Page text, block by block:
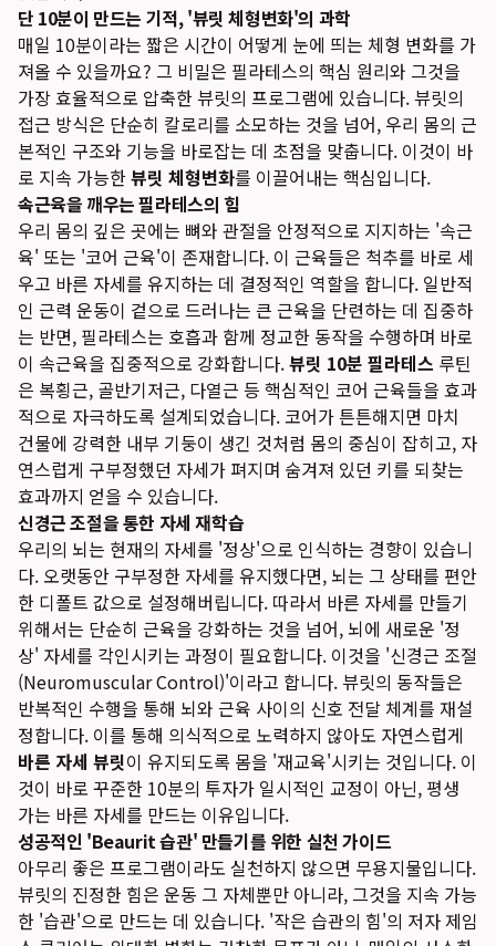
단 10분이 만드는 기적, '뷰릿 체형변화'의 과학
매일 10분이라는 짧은 시간이 어떻게 눈에 띄는 체형 변화를 가
져올 수 있을까요? 그 비밀은 필라테스의 핵심 원리와 그것을
가장 효율적으로 압축한 뷰릿의 프로그램에 있습니다. 뷰릿의
접근 방식은 단순히 칼로리를 소모하는 것을 넘어, 우리 몸의 근
본적인 구조와 기능을 바로잡는 데 초점을 맞춥니다. 이것이 바
로 지속 가능한뷰릿 체형변화를 이끌어내는 핵심입니다.
속근육을 깨우는 필라테스의 힘
우리 몸의 깊은 곳에는 뼈와 관절을 안정적으로 지지하는 '속근
육' 또는 '코어 근육'이 존재합니다. 이 근육들은 척추를 바로 세
우고 바른 자세를 유지하는 데 결정적인 역할을 합니다. 일반적
인 근력 운동이 겉으로 드러나는 큰 근육을 단련하는 데 집중하
는 반면, 필라테스는 호흡과 함께 정교한 동작을 수행하며 바로
이 속근육을 집중적으로 강화합니다.뷰릿 10분 필라테스 루틴
은 복횡근, 골반기저근, 다열근 등 핵심적인 코어 근육들을 효과
적으로 자극하도록 설계되었습니다. 코어가 튼튼해지면 마치
건물에 강력한 내부 기둥이 생긴 것처럼 몸의 중심이 잡히고, 자
연스럽게 구부정했던 자세가 펴지며 숨겨져 있던 키를 되찾는
효과까지 얻을 수 있습니다.
신경근 조절을 통한 자세 재학습
우리의 뇌는 현재의 자세를 '정상'으로 인식하는 경향이 있습니
다. 오랫동안 구부정한 자세를 유지했다면, 뇌는 그 상태를 편안
한 디폴트 값으로 설정해버립니다. 따라서 바른 자세를 만들기
위해서는 단순히 근육을 강화하는 것을 넘어, 뇌에 새로운 '정
상' 자세를 각인시키는 과정이 필요합니다. 이것을 '신경근 조절
(Neuromuscular Control)'이라고 합니다. 뷰릿의 동작들은
반복적인 수행을 통해 뇌와 근육 사이의 신호 전달 체계를 재설
정합니다. 이를 통해 의식적으로 노력하지 않아도 자연스럽게
바른 자세 뷰릿이 유지되도록 몸을 '재교육'시키는 것입니다. 이
것이 바로 꾸준한 10분의 투자가 일시적인 교정이 아닌, 평생
가는 바른 자세를 만드는 이유입니다.
성공적인 'Beaurit 습관' 만들기를 위한 실천 가이드
아무리 좋은 프로그램이라도 실천하지 않으면 무용지물입니다.
뷰릿의 진정한 힘은 운동 그 자체뿐만 아니라, 그것을 지속 가능
한 '습관'으로 만드는 데 있습니다. '작은 습관의 힘'의 저자 제임